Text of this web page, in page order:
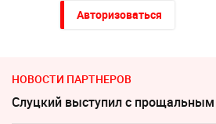
Авторизоваться
НОВОСТИ ПАРТНЕРОВ
Слуцкий выступил с